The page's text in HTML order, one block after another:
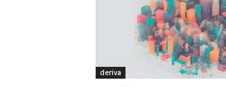
deriva